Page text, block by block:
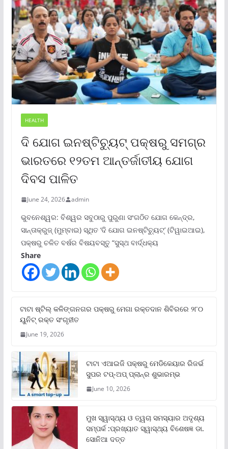
HEALTH
ଦି ଯୋଗ ଇନଷ୍ଟିଚ୍ୟୁଟ୍ ପକ୍ଷରୁ ସମଗ୍ର
ଭାରତରେ ୧୨ତମ ଆନ୍ତର୍ଜାତୀୟ ଯୋଗ
ଦିବସ ପାଳିତ
June 24, 2026 admin
ଭୁବନେଶ୍ୱର: ବିଶ୍ୱର ସବୁଠାରୁ ପୁରୁଣା ସଂଗଠିତ ଯୋଗ କେନ୍ଦ୍ର,
ସାନ୍ତାକ୍ରୁଜ୍ (ମୁମ୍ବାଇ) ସ୍ଥିତ ‘ଦି ଯୋଗ ଇନଷ୍ଟିଚ୍ୟୁଟ୍‌’ (ଟିୱାଇଆଇ),
ପକ୍ଷରୁ ଚଳିତ ବର୍ଷର ବିଷୟବସ୍ତୁ “ସୁସ୍ଥ ବାର୍ଦ୍ଧକ୍ୟ
Share
ଟାଟା ଷ୍ଟିଲ୍‌ କଳିଙ୍ଗନଗର ପକ୍ଷରୁ ମେଗା ରକ୍ତଦାନ ଶିବିରରେ ୨୮୦
ୟୁନିଟ୍‌ ରକ୍ତ ସଂଗୃହୀତ
June 19, 2026
ଟାଟା ଏଆଇଜି ପକ୍ଷରୁ ମେଡିକେୟାର ରିଜର୍ଭ
ସୁପର ଟପ୍‌-ଅପ୍ ପ୍ଲାନ୍‌ର ଶୁଭାରମ୍ଭ
June 10, 2026
ମୁଖ ସ୍ୱାସ୍ଥ୍ୟ ଓ ତ୍ୱଚା ସମସ୍ୟାର ଅଦୃଶ୍ୟ
ସମ୍ପର୍କ :ପ୍ରଖ୍ୟାତ ସ୍ୱାସ୍ଥ୍ୟ ବିଶେଷଜ୍ଞ ଡା.
ସୋନିଆ ଦତ୍ତ